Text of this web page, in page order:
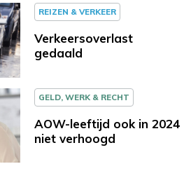
REIZEN & VERKEER
Verkeersoverlast
gedaald
GELD, WERK & RECHT
AOW-leeftijd ook in 2024
niet verhoogd